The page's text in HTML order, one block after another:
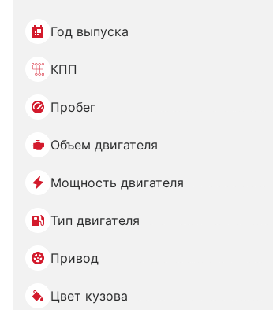
Год выпуска
КПП
Пробег
Объем двигателя
Мощность двигателя
Тип двигателя
Привод
Цвет кузова